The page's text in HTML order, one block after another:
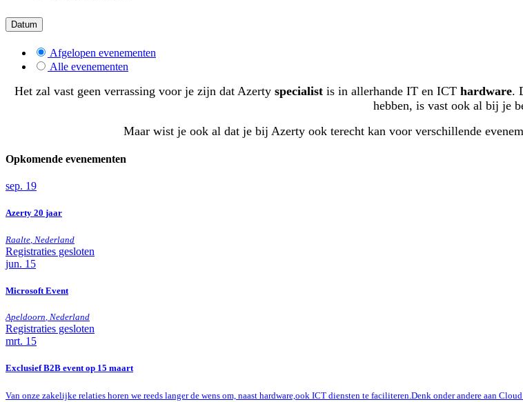
Datum
Afgelopen evenementen
Alle evenementen
Het zal vast geen verrassing voor je zijn dat Azerty specialist is in allerhande IT en ICT hardware.
hebben, is vast ook al bij je
Maar wist je ook al dat je bij Azerty ook terecht kan voor verschillende
Opkomende evenementen
sep. 19
Azerty 20 jaar
Raalte Nederland
Registraties gesloten
jun. 15
Microsoft Event
Apeldoorn, Nederland
Registraties gesloten
mrt. 15
Exclusief B2B event op 15 maart
Van onze zakelijke relaties horen we reeds langer de wens om, naast hardware,ook ICT diensten te faciliteren.Denk onder andere aan